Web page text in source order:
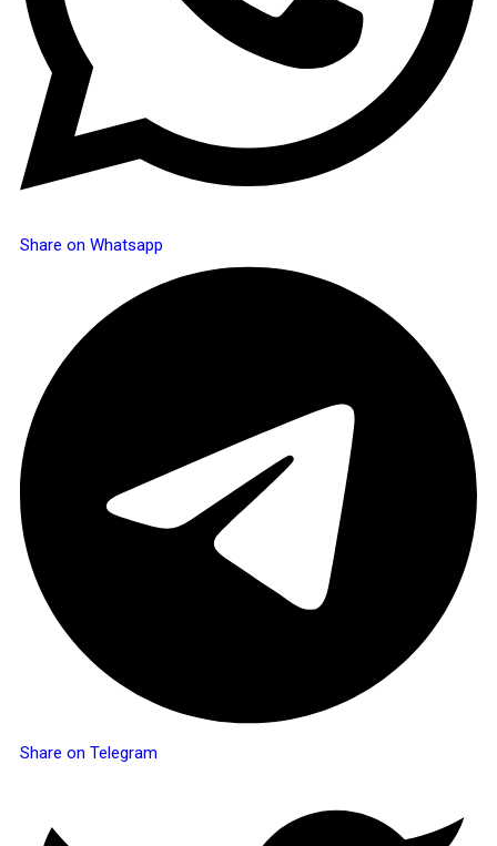
Share on Whatsapp
Share on Telegram